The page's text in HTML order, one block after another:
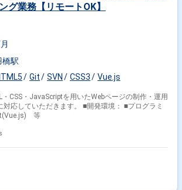
グ業務【リモートOK】
橋駅
Git SVN CSS3 Vue.js
CSS・JavaScriptを用いたWebページの制作・運用
だきます。 ■開発環境： ■プログラミ
等